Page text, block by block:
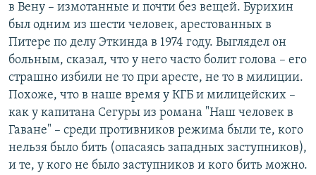
в Вену – измотанные и почти без вещей. Бурихин
был одним из шести человек, арестованных в
Питере по делу Эткинда в 1974 году. Выглядел он
больным, сказал, что у него часто болит голова – его
страшно избили не то при аресте, не то в милиции.
Похоже, что в наше время у КГБ и милицейских –
как у капитана Сегуры из романа "Наш человек в
Гаване" – среди противников режима были те, кого
нельзя было бить (опасаясь западных заступников),
и те, у кого не было заступников и кого бить можно.